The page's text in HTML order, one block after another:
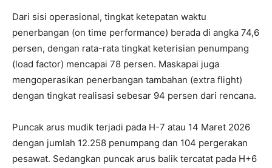
Dari sisi operasional, tingkat ketepatan waktu
penerbangan (on time performance) berada di angka 74,6
persen, dengan rata-rata tingkat keterisian penumpang
(load factor) mencapai 78 persen. Maskapai juga
mengoperasikan penerbangan tambahan (extra flight)
dengan tingkat realisasi sebesar 94 persen dari rencana.
Puncak arus mudik terjadi pada H-7 atau 14 Maret 2026
dengan jumlah 12.258 penumpang dan 104 pergerakan
pesawat. Sedangkan puncak arus balik tercatat pada H+6